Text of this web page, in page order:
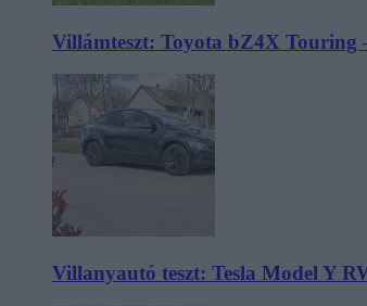
Villámteszt: Toyota bZ4X Touring
Villanyautó teszt: Tesla Model Y